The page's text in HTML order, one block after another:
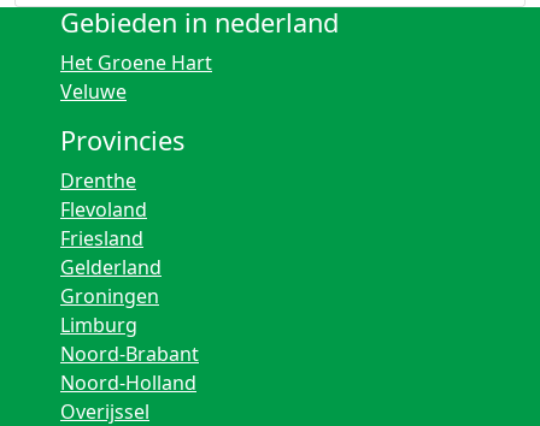
Gebieden in nederland
Het Groene Hart
Veluwe
Provincies
Drenthe
Flevoland
Friesland
Gelderland
Groningen
Limburg
Noord-Brabant
Noord-Holland
Overijssel